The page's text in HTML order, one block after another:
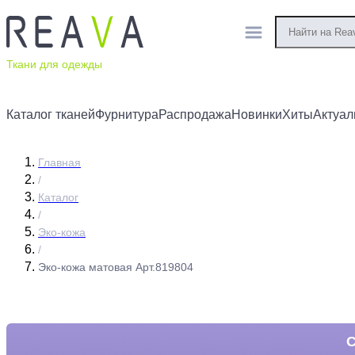
Ткани для одежды
Каталог тканейФурнитураРаспродажаНовинкиХиты
Главная
/
Каталог
/
Эко-кожа
/
Эко-кожа матовая Арт.819804